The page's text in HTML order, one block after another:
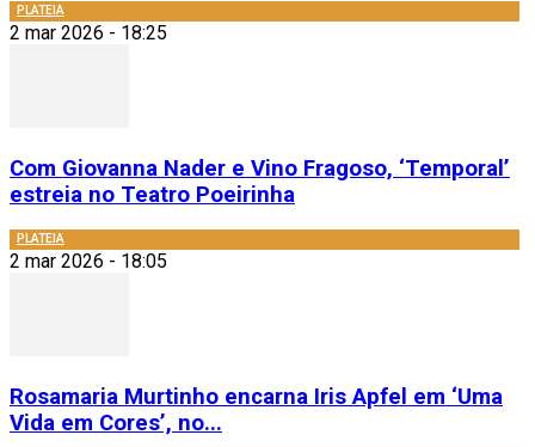
PLATEIA
2 mar 2026 - 18:25
Com Giovanna Nader e Vino Fragoso, ‘Temporal’
estreia no Teatro Poeirinha
PLATEIA
2 mar 2026 - 18:05
Rosamaria Murtinho encarna Iris Apfel em ‘Uma
Vida em Cores’, no...